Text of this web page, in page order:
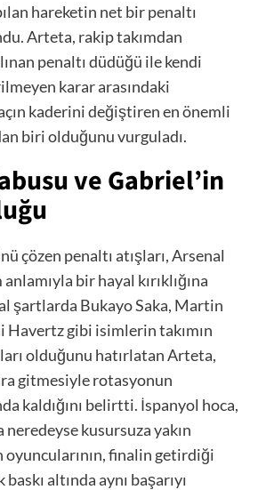
hareketin net bir penaltı
Arteta, rakip takımdan
penaltı düdüğü ile kendi
karar arasındaki
kaderini değiştiren en önemli
biri olduğunu vurguladı.
ve Gabriel’in
çözen penaltı atışları, Arsenal
bir hayal kırıklığına
şartlarda Bukayo Saka, Martin
Havertz gibi isimlerin takımın
olduğunu hatırlatan Arteta,
gitmesiyle rotasyonun
kaldığını belirtti. İspanyol hoca,
kusursuza yakın
oyuncularının, finalin getirdiği
altında aynı başarıyı